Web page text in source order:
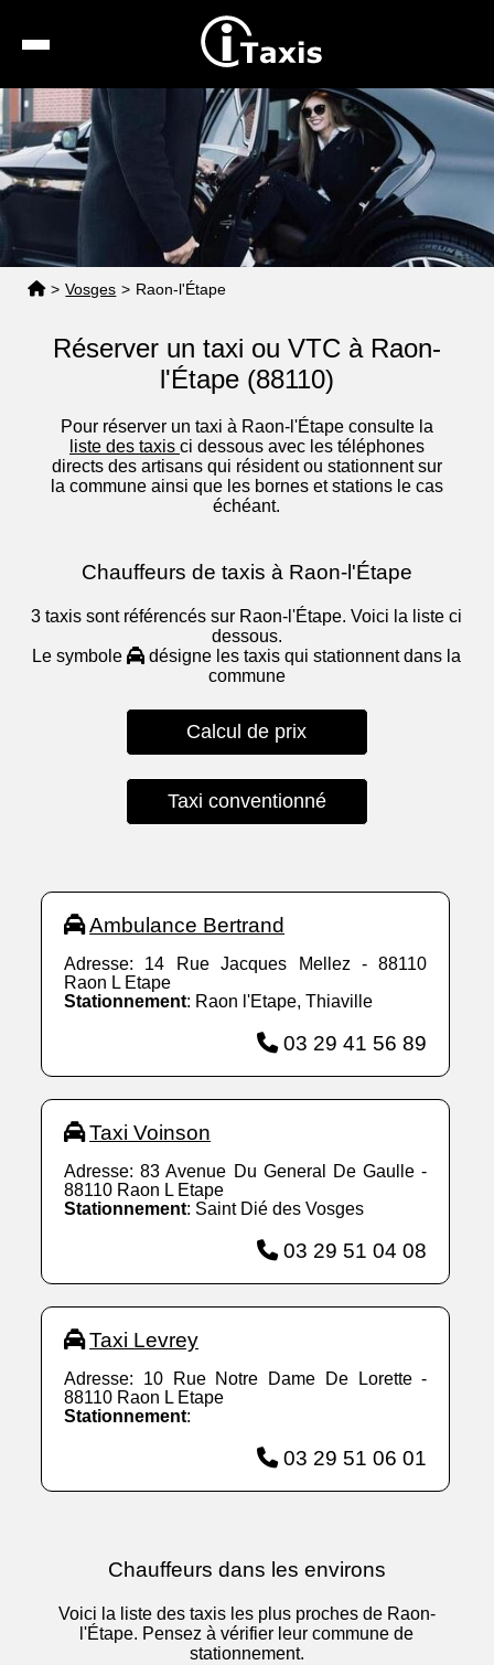
Recherche
Calcul de tarif
Taxis conventionnés
Espace pro
> Vosges > Raon-l'Étape
Réserver un taxi ou VTC à Raon-
l'Étape (88110)
Pour réserver un taxi à Raon-l'Étape consulte la
liste des taxis ci dessous avec les téléphones
directs des artisans qui résident ou stationnent sur
la commune ainsi que les bornes et stations le cas
échéant.
Chauffeurs de taxis à Raon-l'Étape
3 taxis sont référencés sur Raon-l'Étape. Voici la liste ci
dessous.
Le symbole
désigne les taxis qui stationnent dans la
commune
Calcul de prix
Taxi conventionné
Ambulance Bertrand
Adresse: 14 Rue Jacques Mellez - 88110
Raon L Etape
Stationnement: Raon l'Etape, Thiaville
03 29 41 56 89
Taxi Voinson
Adresse: 83 Avenue Du General De Gaulle -
88110 Raon L Etape
Stationnement: Saint Dié des Vosges
03 29 51 04 08
Taxi Levrey
Adresse: 10 Rue Notre Dame De Lorette -
88110 Raon L Etape
Stationnement:
03 29 51 06 01
Chauffeurs dans les environs
Voici la liste des taxis les plus proches de Raon-
l'Étape. Pensez à vérifier leur commune de
stationnement.